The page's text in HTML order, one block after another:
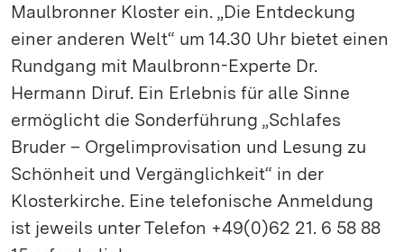
Maulbronner Kloster ein. „Die Entdeckung
einer anderen Welt“ um 14.30 Uhr bietet einen
Rundgang mit Maulbronn-Experte Dr.
Hermann Diruf. Ein Erlebnis für alle Sinne
ermöglicht die Sonderführung „Schlafes
Bruder – Orgelimprovisation und Lesung zu
Schönheit und Vergänglichkeit“ in der
Klosterkirche. Eine telefonische Anmeldung
ist jeweils unter Telefon +49(0)62 21. 6 58 88